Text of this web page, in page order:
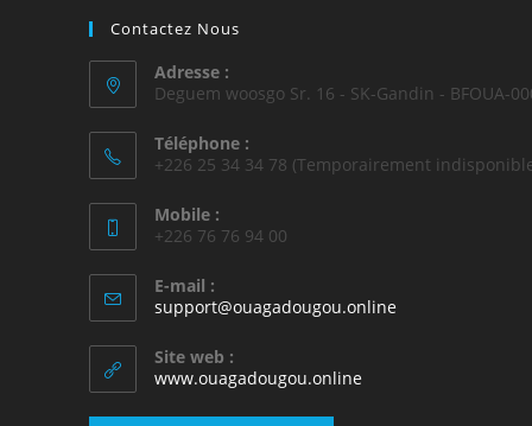
Contactez Nous
Adresse :
Deguem woosgo Sr. 16 - SK-Gandin - BFOUA-
Téléphone :
+226 25 34 34 78 (Temporairement
Mobile :
+226 76 76 94 00
E-mail :
support@ouagadougou.online
Site web :
www.ouagadougou.online